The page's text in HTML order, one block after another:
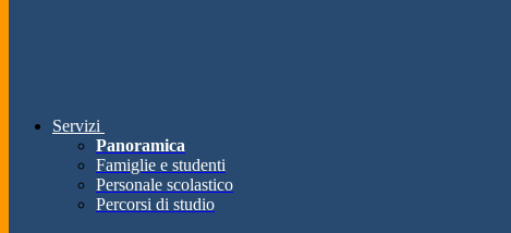
Servizi
Panoramica
Famiglie e studenti
Personale scolastico
Percorsi di studio